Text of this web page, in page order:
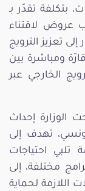
بتكلفة تقدّر بـ
عروض لاقتناء
تعزيز الترويج
ومباشرة بين
الخارجي عبر
الوزارة إحداث
تهدف إلى
تلبي احتياجات
مختلفة، إلى
اللازمة لحماية